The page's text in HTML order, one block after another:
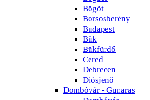
Bögöt
Borsosberény
Budapest
Bük
Bükfürdő
Cered
Debrecen
Diósjenő
Dombóvár - Gunaras